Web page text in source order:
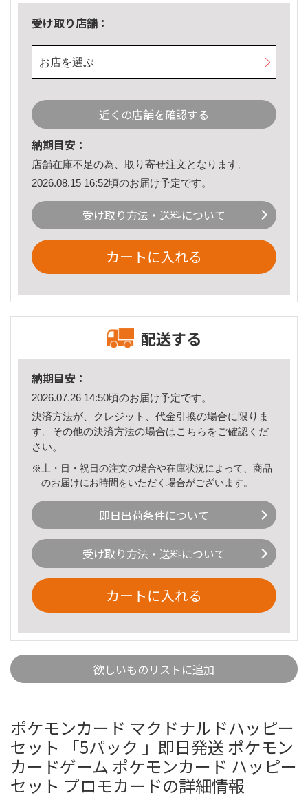
受け取り店舗：
お店を選ぶ
近くの店舗を確認する
納期目安：
店舗在庫不足の為、取り寄せ注文となります。
2026.08.15 16:52頃のお届け予定です。
受け取り方法・送料について
カートに入れる
配送する
納期目安：
2026.07.26 14:50頃のお届け予定です。
決済方法が、クレジット、代金引換の場合に限りま
す。その他の決済方法の場合はこちら をご確認くだ
さい。
※土・日・祝日の注文の場合や在庫状況によって、商品
のお届けにお時間をいただく場合がございます。
即日出荷条件について
受け取り方法・送料について
カートに入れる
欲しいものリストに追加
ポケモンカード マクドナルドハッピー
セット 「5パック 」即日発送 ポケモン
カードゲーム ポケモンカード ハッピー
セット プロモカードの詳細情報